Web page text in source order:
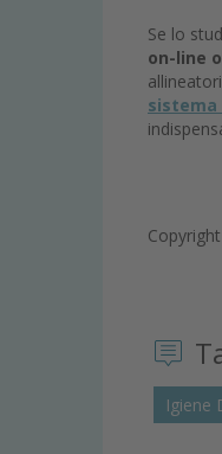
Se lo
on-line
sistema
Igiene